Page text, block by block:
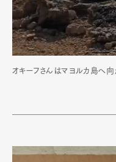
オキーフさんはマヨルカ島へ